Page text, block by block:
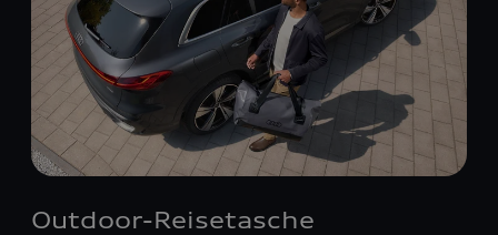
Outdoor-Reisetasche